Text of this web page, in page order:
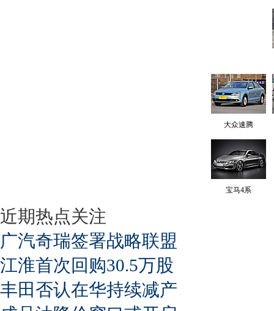
大众速腾
宝马4系
近期热点关注
广汽奇瑞签署战略联盟
江淮首次回购30.5万股
丰田否认在华持续减产